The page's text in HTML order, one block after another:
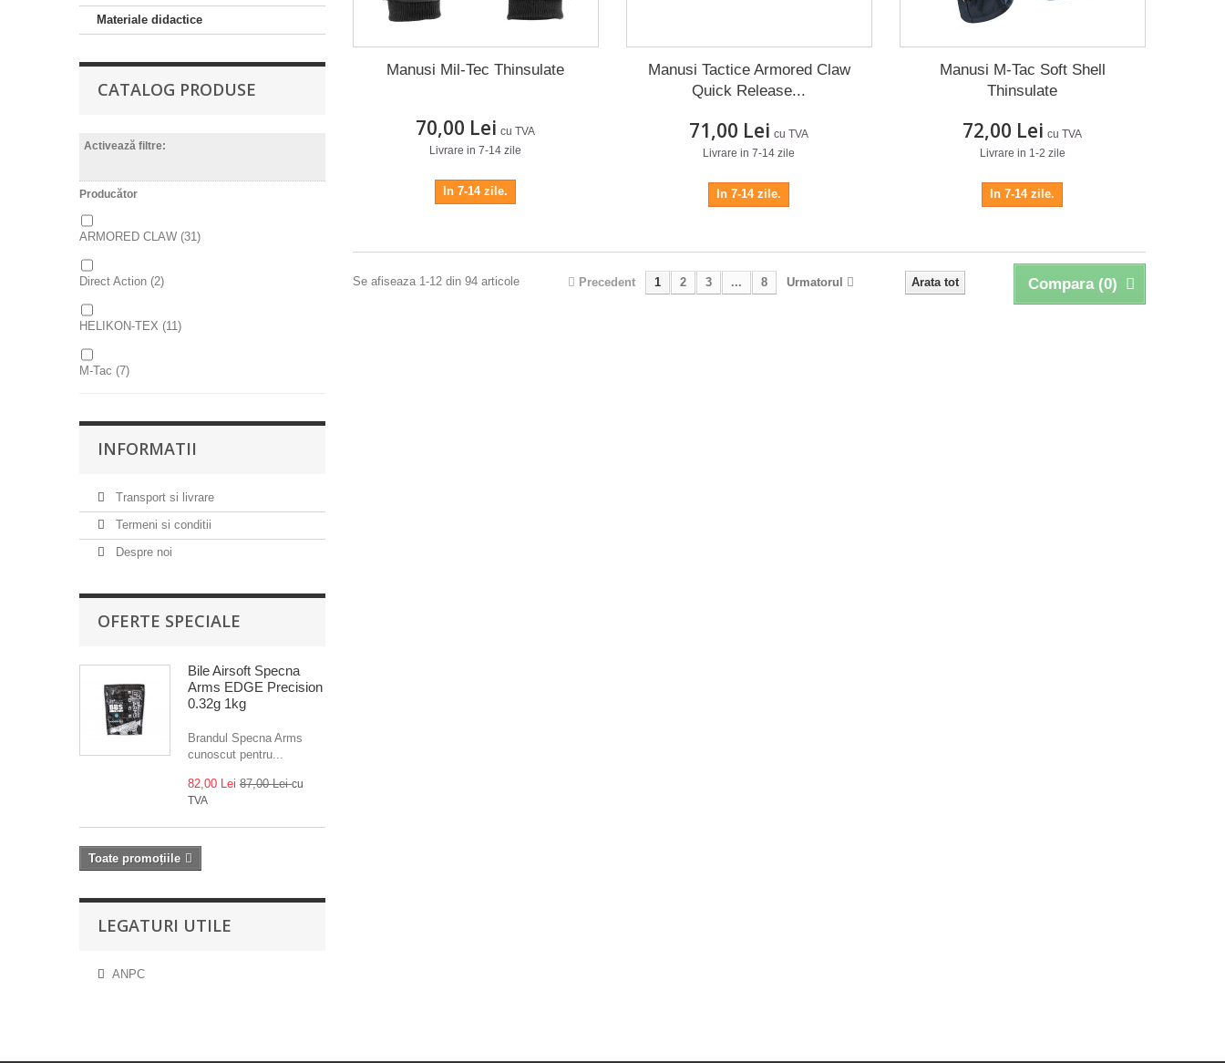
Materiale didactice
CATALOG PRODUSE
Activează filtre:
Producător
ARMORED CLAW (31)
Direct Action (2)
HELIKON-TEX (11)
M-Tac (7)
Mil-Tec (12)
Oakley (5)
Pentagon(3)
ZettaCut(1)
INFORMATII
Transport si livrare
Termeni si conditii
Despre noi
OFERTE SPECIALE
Bile Airsoft Specna
Arms EDGE Precision
0.32g 1kg
Brandul Specna Arms
cunoscut pentru...
82,00 Lei 87,00 Leicu
TVA
Toate promoțiile
LEGATURI UTILE
ANPC
Manusi Mil-Tec Thinsulate
70,00 Lei cu TVA
Livrare in 7-14 zile
In 7-14 zile.
Manusi Tactice Armored Claw
Quick Release...
71,00 Lei cu TVA
Livrare in 7-14 zile
In 7-14 zile.
Manusi M-Tac Soft Shell
Thinsulate
72,00 Lei cu TVA
Livrare in 1-2 zile
In 7-14 zile.
Compara (0)
Arata tot
Precedent 1 2 3 ... 8 Urmatorul
Se afiseaza 1-12 din 94 articole